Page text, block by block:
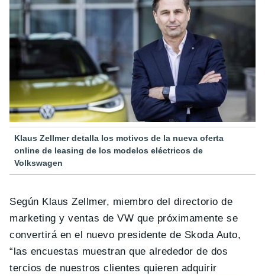
Klaus Zellmer detalla los motivos de la nueva oferta
online de leasing de los modelos eléctricos de
Volkswagen
Según Klaus Zellmer, miembro del directorio de
marketing y ventas de VW que próximamente se
convertirá en el nuevo presidente de Skoda Auto,
“las encuestas muestran que alrededor de dos
tercios de nuestros clientes quieren adquirir